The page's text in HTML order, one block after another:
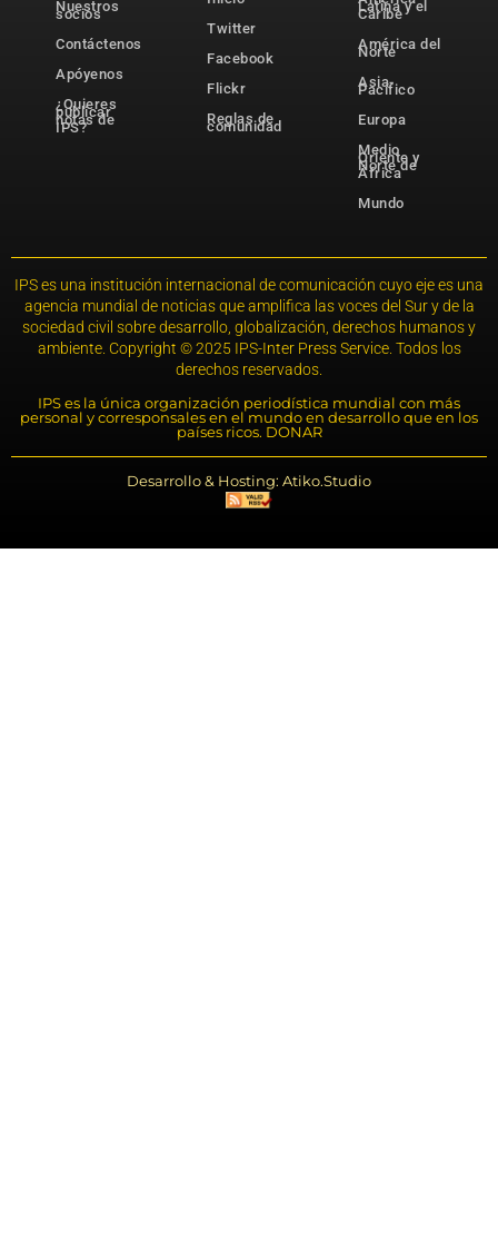
Nuestros
socios
Contáctenos
Apóyenos
¿Quieres
publicar
notas de
IPS?
Twitter
Facebook
Flickr
Reglas de
comunidad
Latina y el
Caribe
América del
Norte
Asia-
Pacífico
Europa
Medio
Oriente y
Norte de
África
Mundo
IPS es una institución internacional de comunicación cuyo eje es una
agencia mundial de noticias que amplifica las voces del Sur y de la
sociedad civil sobre desarrollo, globalización, derechos humanos y
ambiente. Copyright © 2025 IPS-Inter Press Service. Todos los
derechos reservados.
IPS es la única organización periodística mundial con más
personal y corresponsales en el mundo en desarrollo que en los
países ricos. DONAR
Desarrollo & Hosting: Atiko.Studio